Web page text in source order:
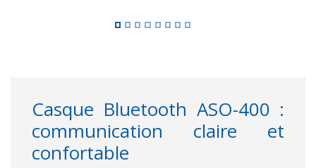
Casque Bluetooth ASO-400 :
communication claire et
confortable